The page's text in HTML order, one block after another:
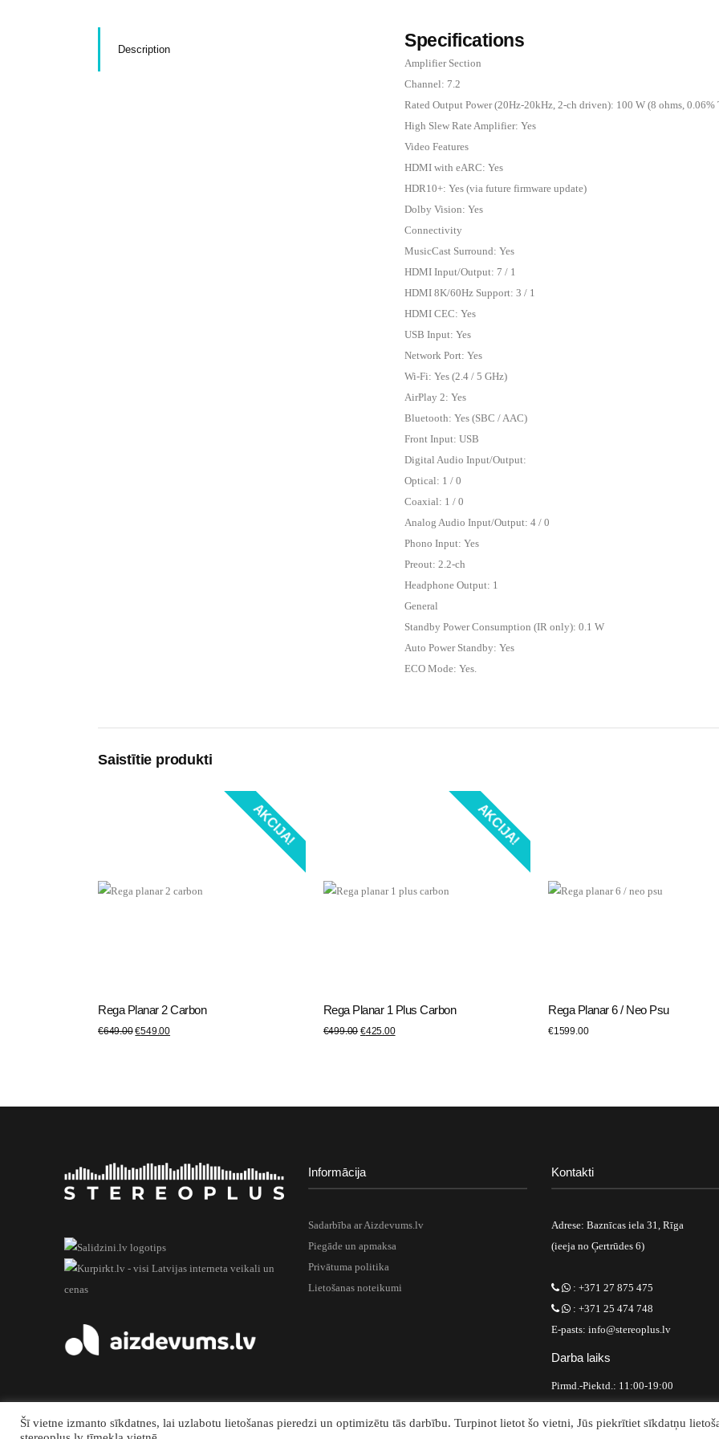
Description Specifications
Amplifier Section
Channel: 7.2
Rated Output Power (20Hz-20kHz, 2-ch driven): 100 W (8 ohms, 0.06%
High Slew Rate Amplifier: Yes
Video Features
HDMI with eARC: Yes
HDR10+: Yes (via future firmware update)
Dolby Vision: Yes
Connectivity
MusicCast Surround: Yes
HDMI Input/Output: 7 / 1
HDMI 8K/60Hz Support: 3 / 1
HDMI CEC: Yes
USB Input: Yes
Network Port: Yes
Wi-Fi: Yes (2.4 / 5 GHz)
AirPlay 2: Yes
Bluetooth: Yes (SBC / AAC)
Front Input: USB
Digital Audio Input/Output:
Optical: 1 / 0
Coaxial: 1 / 0
Analog Audio Input/Output: 4 / 0
Phono Input: Yes
Preout: 2.2-ch
Headphone Output: 1
General
Standby Power Consumption (IR only): 0.1 W
Auto Power Standby: Yes
ECO Mode: Yes.
Saistītie produkti
AKCIJA!
PIEVIENOT GROZAM
Rega Planar 2 Carbon
€649.00 €549.00
AKCIJA!
PIEVIENOT GROZAM
Rega Planar 1 Plus Carbon
€499.00 €425.00
PIEVIENOT GROZAM
Rega Planar 6 / Neo Psu
€1599.00
Informācija
Sadarbība ar Aizdevums.lv
Piegāde un apmaksa
Privātuma politika
Lietošanas noteikumi
Kontakti
Adrese: Baznīcas iela 31, Rīga
(ieeja no Ģertrūdes 6)
: +371 27 875 475
: +371 25 474 748
E-pasts: info@stereoplus.lv
Darba laiks
Pirmd.-Piektd.: 11:00-19:00
Šī vietne izmanto sīkdatnes, lai uzlabotu lietošanas pieredzi un optimizētu tās darbību. Turpinot lietot šo vietni, Jūs piekrītiet sīkdatņu